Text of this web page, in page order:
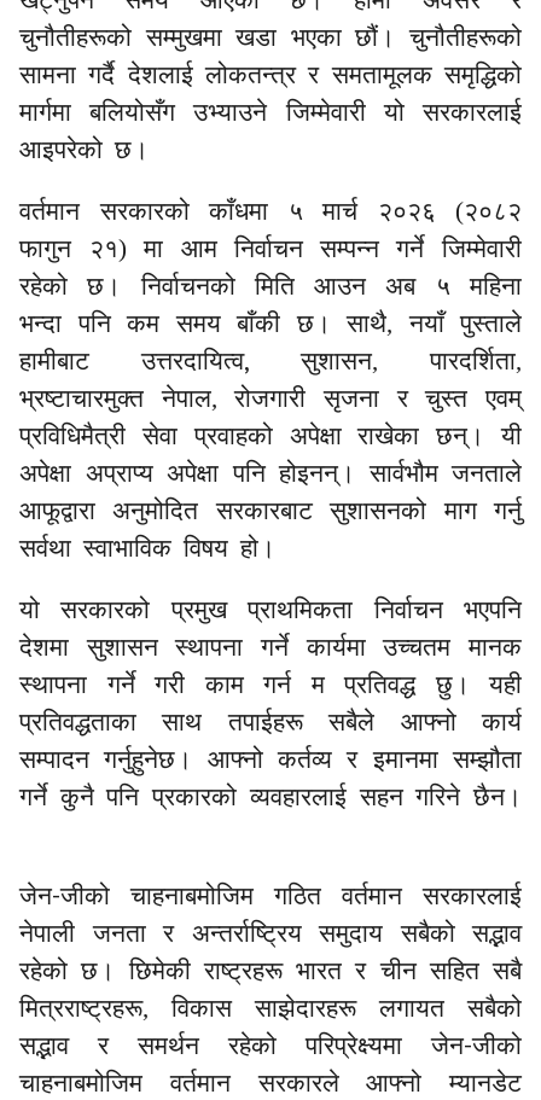
चुनौतीहरूको सम्मुखमा खडा भएका छौं। चुनौतीहरूको
सामना गर्दै देशलाई लोकतन्त्र र समतामूलक समृद्धिको
मार्गमा बलियोसँग उभ्याउने जिम्मेवारी यो सरकारलाई
आइपरेको छ।
वर्तमान सरकारको काँधमा ५ मार्च २०२६ (२०८२
फागुन २१) मा आम निर्वाचन सम्पन्न गर्ने जिम्मेवारी
रहेको छ। निर्वाचनको मिति आउन अब ५ महिना
भन्दा पनि कम समय बाँकी छ। साथै, नयाँ पुस्ताले
हामीबाट उत्तरदायित्व,सुशासन, पारदर्शिता,
भ्रष्टाचारमुक्त नेपाल, रोजगारी सृजना र चुस्त एवम्
प्रविधिमैत्री सेवा प्रवाहको अपेक्षा राखेका छन्। यी
अपेक्षा अप्राप्य अपेक्षा पनि होइनन्। सार्वभौम जनताले
आफूद्वारा अनुमोदित सरकारबाट सुशासनको माग गर्नु
सर्वथा स्वाभाविक विषय हो।
यो सरकारको प्रमुख प्राथमिकता निर्वाचन भएपनि
देशमा सुशासन स्थापना गर्ने कार्यमा उच्चतम मानक
स्थापना गर्ने गरी काम गर्न म प्रतिवद्ध छु। यही
प्रतिवद्धताका साथ तपाईहरू सबैले आफ्नो कार्य
सम्पादन गर्नुहुनेछ। आफ्नो कर्तव्य र इमानमा सम्झौता
गर्ने कुनै पनि प्रकारको व्यवहारलाई सहन गरिने छैन।
जेन-जीको चाहनाबमोजिम गठित वर्तमान सरकारलाई
नेपाली जनता र अन्तर्राष्ट्रिय समुदाय सबैको सद्भाव
रहेको छ। छिमेकी राष्ट्रहरू भारत र चीन सहित सबै
मित्रराष्ट्रहरू, विकास साझेदारहरू लगायत सबैको
सद्भाव र समर्थन रहेको परिप्रेक्ष्यमा जेन-जीको
चाहनाबमोजिम वर्तमान सरकारले आफ्नो म्यानडेट